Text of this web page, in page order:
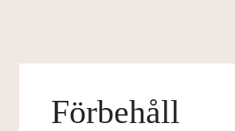
Förbehåll